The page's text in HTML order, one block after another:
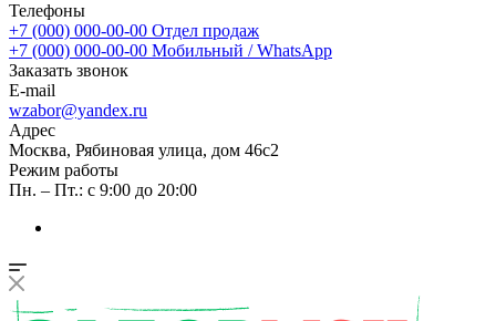
Телефоны
+7 (000) 000-00-00 Отдел продаж
+7 (000) 000-00-00 Мобильный / WhatsApp
Заказать звонок
E-mail
wzabor@yandex.ru
Адрес
Москва, Рябиновая улица, дом 46с2
Режим работы
Пн. – Пт.: с 9:00 до 20:00